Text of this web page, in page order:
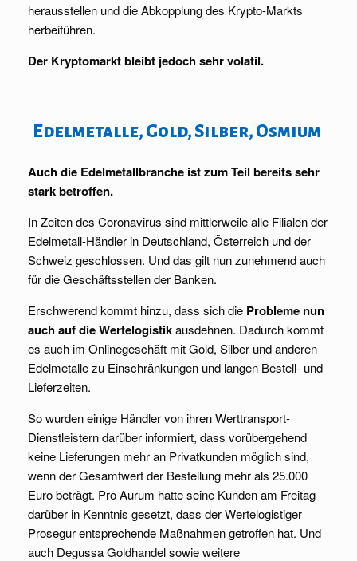
herausstellen und die Abkopplung des Krypto-Markts
herbeiführen.
Der Kryptomarkt bleibt jedoch sehr volatil.
Edelmetalle, Gold, Silber, Osmium
Auch die Edelmetallbranche ist zum Teil bereits sehr
stark betroffen.
In Zeiten des Coronavirus sind mittlerweile alle Filialen der
Edelmetall-Händler in Deutschland, Österreich und der
Schweiz geschlossen. Und das gilt nun zunehmend auch
für die Geschäftsstellen der Banken.
Erschwerend kommt hinzu, dass sich die Probleme nun
auch auf die Wertelogistikausdehnen. Dadurch kommt
es auch im Onlinegeschäft mit Gold, Silber und anderen
Edelmetalle zu Einschränkungen und langen Bestell- und
Lieferzeiten.
So wurden einige Händler von ihren Werttransport-
Dienstleistern darüber informiert, dass vorübergehend
keine Lieferungen mehr an Privatkunden möglich sind,
wenn der Gesamtwert der Bestellung mehr als 25.000
Euro beträgt. Pro Aurum hatte seine Kunden am Freitag
darüber in Kenntnis gesetzt, dass der Wertelogistiger
Prosegur entsprechende Maßnahmen getroffen hat. Und
auch Degussa Goldhandel sowie weitere